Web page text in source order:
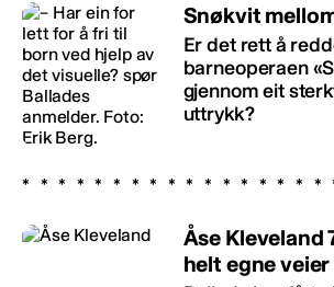
Snøkvit
Er det rett å
barneoperaen
gjennom eit
uttrykk?
Åse Kleveland
helt egne veier